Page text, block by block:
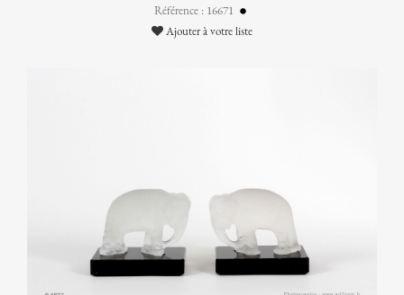
Référence : 16671
Ajouter à votre liste